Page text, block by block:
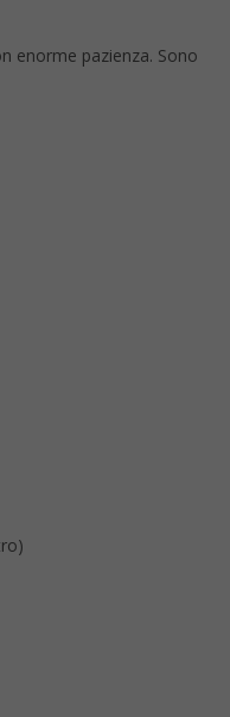
enorme pazienza. Sono